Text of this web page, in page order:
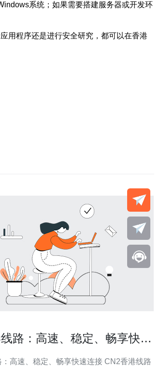
系统；如果需要搭建服务器或开发环
用程序还是进行安全研究，都可以在香港
路：高速、稳定、畅享快速
、稳定、畅享快速连接 CN2香港线路